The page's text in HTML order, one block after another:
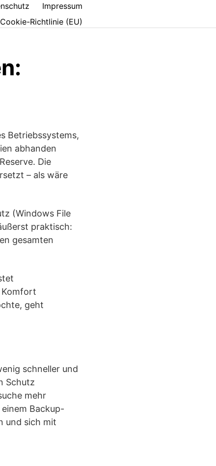
Impressum
Cookie-Richtlinie (EU)
Betriebssystems,
abhanden
Die
– als wäre
(Windows File
praktisch:
gesamten
Komfort
geht
schneller und
Schutz
mehr
Backup-
und sich mit